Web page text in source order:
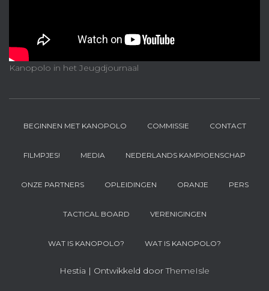
Kanopolo in het Jeugdjournaal
BEGINNEN MET KANOPOLO COMMISSIE CONTACT
FILMPJES! MEDIA NEDERLANDS KAMPIOENSCHAP
ONZE PARTNERS OPLEIDINGEN ORANJE PERS
TACTICAL BOARD VERENIGINGEN
WAT IS KANOPOLO? WAT IS KANOPOLO?
Hestia | Ontwikkeld doorThemeIsle